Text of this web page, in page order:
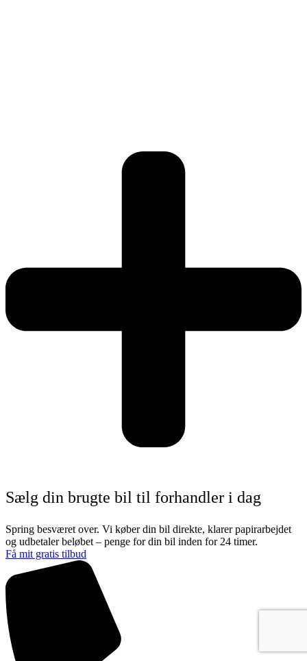
Sælg din brugte bil til forhandler i dag
Spring besværet over. Vi køber din bil direkte, klarer papirarbejdet
og udbetaler beløbet – penge for din bil inden for 24 timer.
Få mit gratis tilbud